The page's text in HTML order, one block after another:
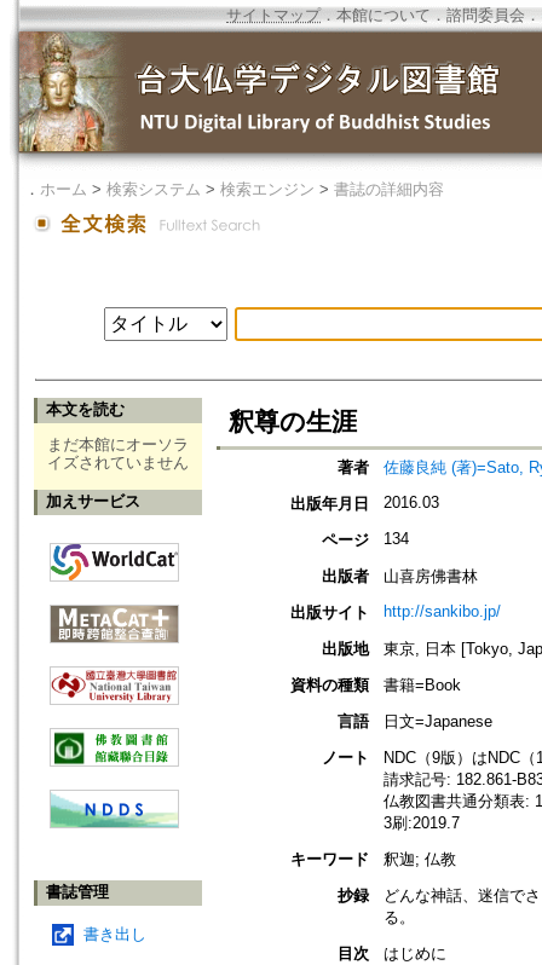
サイトマップ．本館について ． 諮問委員会 ．
． ホーム > 検索システム > 検索エンジン > 書誌の詳細内容
本文を読む
まだ本館にオーソラ
イズされていません
加えサービス
書誌管理
書き出し
釈尊の生涯
著者
佐藤良純 (著)=Sato,
出版年月日
2016.03
ページ 134
出版者
山喜房佛書林
出版サイト
http://sankibo.jp/
出版地
東京, 日本 [Tokyo,
資料の種類
書籍=Book
言語
日文=Japanese
ノート
NDC（9版）はNDC
請求記号: 182.861-
仏教図書共通分類表:
3刷:2019.7
キーワード
釈迦; 仏教
抄録
どんな神話、迷信で
る。
目次
はじめに